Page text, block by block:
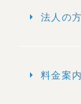
arrow_right 法人の
arrow_right 料金案内